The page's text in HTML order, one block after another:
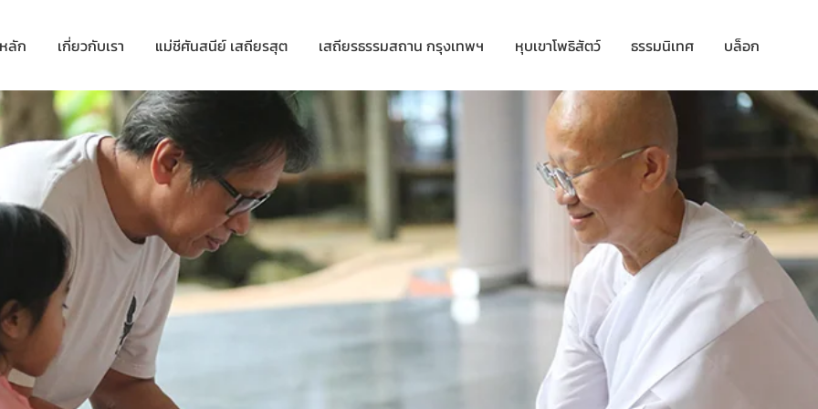
ลัก เกี่ยวกับเรา แม่ชีศันสนีย์ เสถียรสุต เสถียรธรรมสถาน กรุงเทพฯ หุบเขาโพธิสัตว์ ธรรมนิเทศ บล็อก